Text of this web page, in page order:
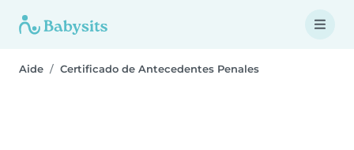
Aide Certificado de Antecedentes Penales